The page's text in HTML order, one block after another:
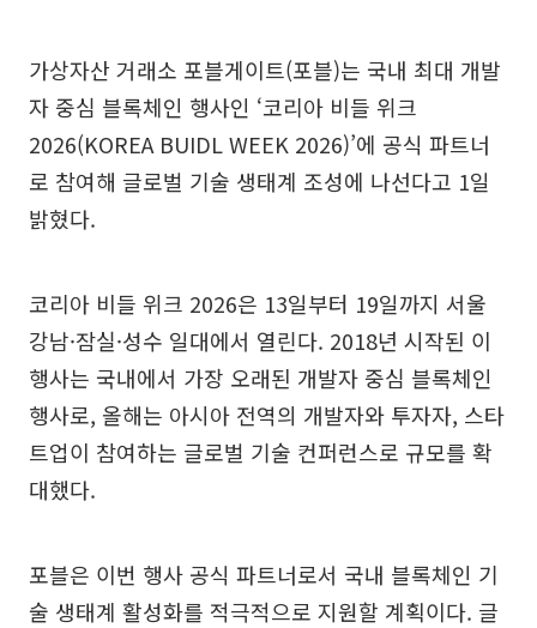
가상자산 거래소 포블게이트(포블)는 국내 최대 개발
자 중심 블록체인 행사인 ‘코리아 비들 위크
2026(KOREA BUIDL WEEK 2026)’에 공식 파트너
로 참여해 글로벌 기술 생태계 조성에 나선다고 1일
밝혔다.
코리아 비들 위크 2026은 13일부터 19일까지 서울
강남·잠실·성수 일대에서 열린다. 2018년 시작된 이
행사는 국내에서 가장 오래된 개발자 중심 블록체인
행사로, 올해는 아시아 전역의 개발자와 투자자, 스타
트업이 참여하는 글로벌 기술 컨퍼런스로 규모를 확
대했다.
포블은 이번 행사 공식 파트너로서 국내 블록체인 기
술 생태계 활성화를 적극적으로 지원할 계획이다. 글